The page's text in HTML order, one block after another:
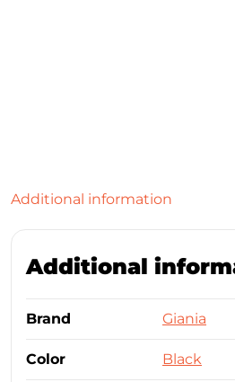
Additional information
Additional
Brand Giania
Color Black